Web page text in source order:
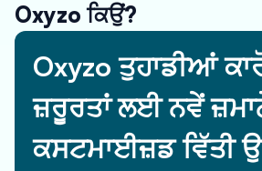
Oxyzo ਕਿਉਂ?
Oxyzo ਤੁਹਾਡੀਆਂ
ਜ਼ਰੂਰਤਾਂ ਲਈ ਨਵੇਂ
ਕਸਟਮਾਈਜ਼ਡ ਵਿੱਤੀ